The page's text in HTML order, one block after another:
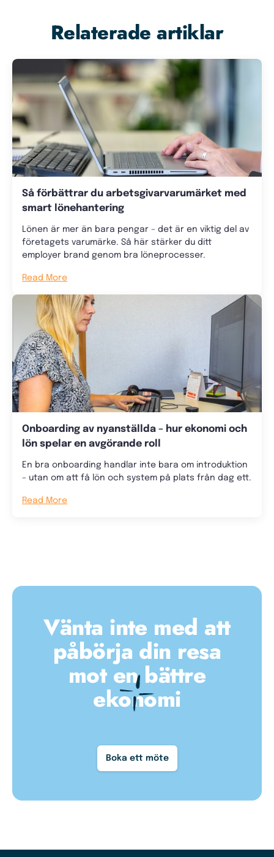
Relaterade artiklar
Så förbättrar du arbetsgivarvarumärket med
smart lönehantering
Lönen är mer än bara pengar – det är en viktig del av
företagets varumärke. Så här stärker du ditt
employer brand genom bra löneprocesser.
Read More
Onboarding av nyanställda – hur ekonomi och
lön spelar en avgörande roll
En bra onboarding handlar inte bara om introduktion
– utan om att få lön och system på plats från dag ett.
Read More
Vänta inte med att
påbörja din resa
mot en bättre
ekonomi
Boka ett möte